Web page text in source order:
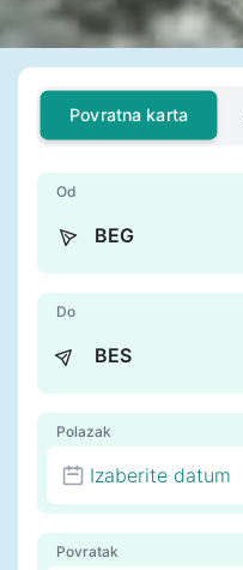
Povratna karta
Od
Do
Polazak
Izaberite datum
Povratak